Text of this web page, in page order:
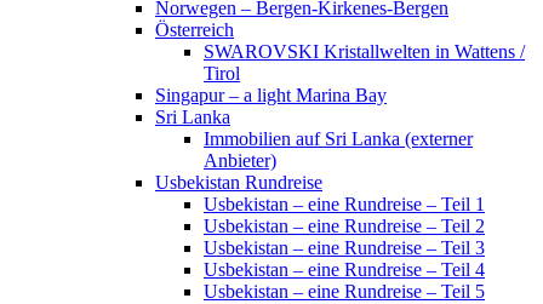
Norwegen – Bergen-Kirkenes-Bergen
Österreich
SWAROVSKI Kristallwelten in Wattens /
Tirol
Singapur – a light Marina Bay
Sri Lanka
Immobilien auf Sri Lanka (externer
Anbieter)
Usbekistan Rundreise
Usbekistan – eine Rundreise – Teil 1
Usbekistan – eine Rundreise – Teil 2
Usbekistan – eine Rundreise – Teil 3
Usbekistan – eine Rundreise – Teil 4
Usbekistan – eine Rundreise – Teil 5